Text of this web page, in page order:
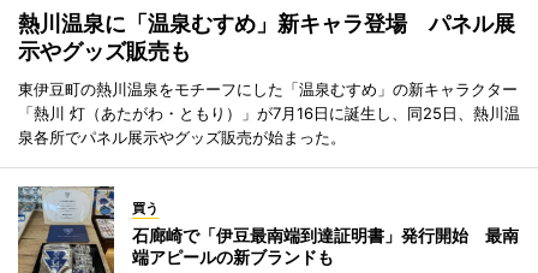
熱川温泉に「温泉むすめ」新キャラ登場 パネル展
示やグッズ販売も
東伊豆町の熱川温泉をモチーフにした「温泉むすめ」の新キャラクター
「熱川 灯（あたがわ・ともり）」が7月16日に誕生し、同25日、熱川温
泉各所でパネル展示やグッズ販売が始まった。
買う
石廊崎で「伊豆最南端到達証明書」発行開始 最南
端アピールの新ブランドも